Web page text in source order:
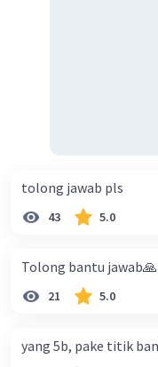
dan
tolong jawab pls
43 5.0
Tolong bantu
21 5.0
yang 5b, pake titik